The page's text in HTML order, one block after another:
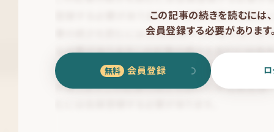
この記事の続きを読むには、
会員登録する必要があります
会員登録